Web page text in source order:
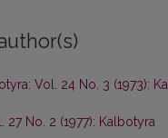
Vol. 24 No. 3 (1973):
27 No. 2 (1977): Kalbotyra